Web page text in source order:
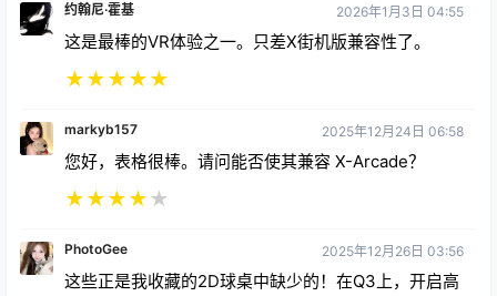
约翰尼·霍基 2026年1月3日 04:55
这是最棒的VR体验之一。只差X街机版兼容性了。
★★★★★
markyb157 2025年12月24日 06:58
您好，表格很棒。请问能否使其兼容 X-Arcade？
★★★★★
PhotoGee 2025年12月26日 03:56
这些正是我收藏的2D球桌中缺少的！在Q3上，开启高